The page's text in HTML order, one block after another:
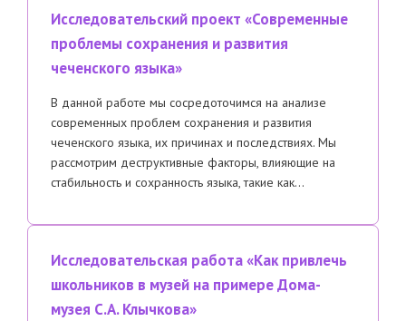
Исследовательский проект «Современные
проблемы сохранения и развития
чеченского языка»
В данной работе мы сосредоточимся на анализе
современных проблем сохранения и развития
чеченского языка, их причинах и последствиях. Мы
рассмотрим деструктивные факторы, влияющие на
стабильность и сохранность языка, такие как…
Исследовательская работа «Как привлечь
школьников в музей на примере Дома-
музея С.А. Клычкова»